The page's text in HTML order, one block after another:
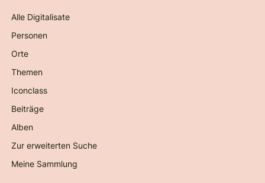
Alle Digitalisate
Personen
Orte
Themen
Iconclass
Beiträge
Alben
Zur erweiterten Suche
Meine Sammlung